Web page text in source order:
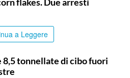
a Leggere
8,5 tonnellate di cibo fuori